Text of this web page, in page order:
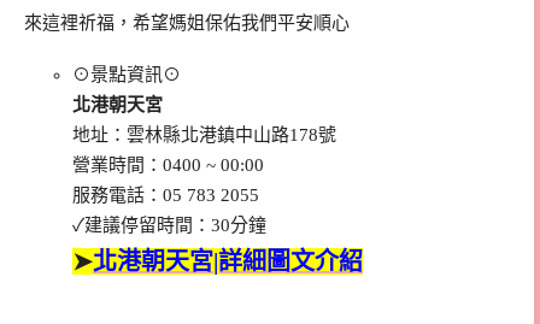
來這裡祈福，希望媽姐保佑我們平安順心
⊙景點資訊⊙
北港朝天宮
地址：雲林縣北港鎮中山路178號
營業時間：0400 ~ 00:00
服務電話：05 783 2055
✓建議停留時間：30分鐘
➤北港朝天宮|詳細圖文介紹